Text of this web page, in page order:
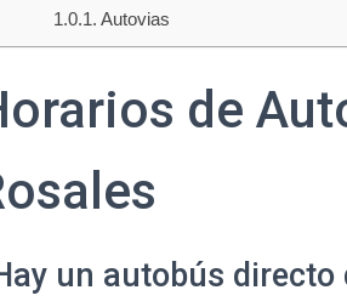
Autovias
de
un autobús